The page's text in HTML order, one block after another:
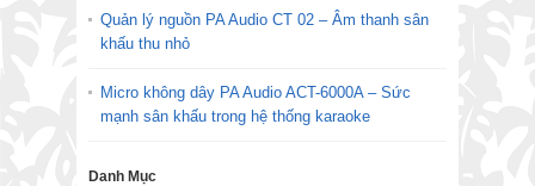
Quản lý nguồn PA Audio CT 02 – Âm thanh sân
khấu thu nhỏ
Micro không dây PA Audio ACT-6000A – Sức
mạnh sân khấu trong hệ thống karaoke
Danh Mục